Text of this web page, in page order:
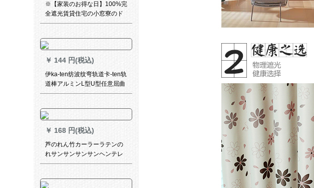
※【家装のお得な日】100%完
全遮光賃貸住宅の小窓寮のド
アッパイは、簡易メニをライ
ーリングジッは7019%遮光银
星ピンクの布1.5メトル幅1.8
メトルの高さになっていま
す。
￥ 144 円(税込)
伊ka-ten纺波纹弯轨道卡-ten轨
道棒アルミンL型U型任意屈曲
レアルノレ-ルジップ装备
￥ 168 円(税込)
芦のれん竹カーラーラテンの
れサンサンサンサンヘンテレ
ンドテルテルテルテルビのテ
色カーラテテン幅100*长さ